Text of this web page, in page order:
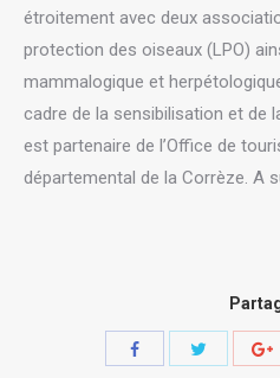
étroitement avec deux
protection des oiseaux (LPO)
mammalogique et
cadre de la sensibilisation et de
est partenaire de l’Office de
départemental de la Corrèze. A
Share